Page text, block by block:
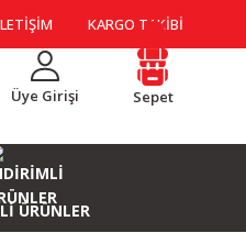
KARGO TAKİBİ
Üye Girişi Sepet
ÜRÜNLER